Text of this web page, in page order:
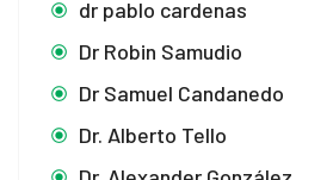
dr pablo cardenas
Dr Robin Samudio
Dr Samuel Candanedo
Dr. Alberto Tello